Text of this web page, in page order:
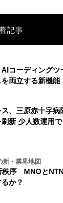
記事
コーディングツ
両立する新機能
、三原赤十字病
新 少人数運用
新・業界地図
秩序 MNOと
か？